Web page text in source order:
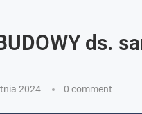
ds.
2024 0 comment